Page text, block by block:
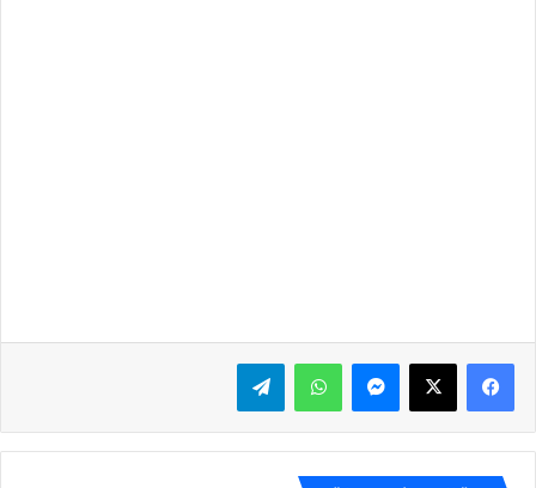
ماسنجر واتساب تيلقرام